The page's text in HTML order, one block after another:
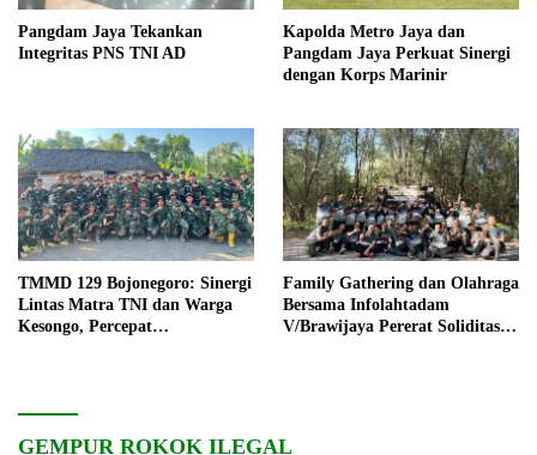
Pangdam Jaya Tekankan
Integritas PNS TNI AD
Kapolda Metro Jaya dan
Pangdam Jaya Perkuat Sinergi
dengan Korps Marinir
TMMD 129 Bojonegoro: Sinergi
Lintas Matra TNI dan Warga
Kesongo, Percepat
Family Gathering dan Olahraga
Bersama Infolahtadam
V/Brawijaya Pererat Soliditas
GEMPUR ROKOK ILEGAL